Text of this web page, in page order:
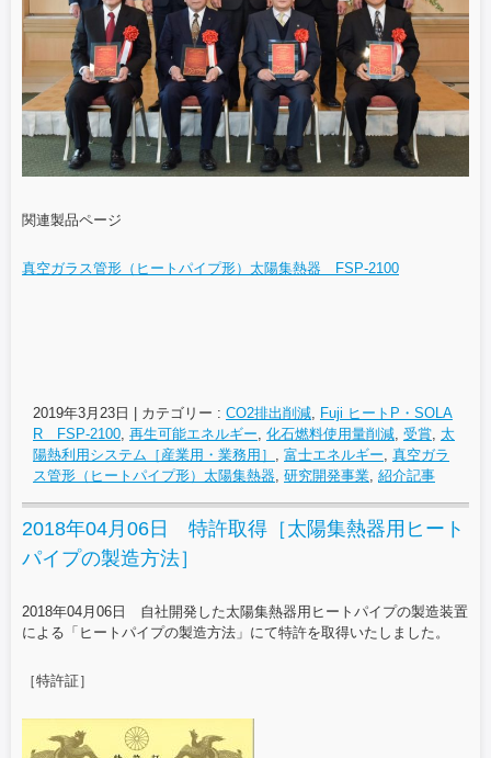
関連製品ページ
真空ガラス管形（ヒートパイプ形）太陽集熱器 FSP-2100
2019年3月23日 カテゴリー : CO2排出削減, Fuji ヒートP・SOLA
R FSP-2100, 再生可能エネルギー, 化石燃料使用量削減, 受賞, 太
陽熱利用システム［産業用・業務用］ , 富士エネルギー, 真空ガラ
ス管形（ヒートパイプ形）太陽集熱器, 研究開発事業, 紹介記事
2018年04月06日 特許取得［太陽集熱器用ヒート
パイプの製造方法］
2018年04月06日 自社開発した太陽集熱器用ヒートパイプの製造装置
による「ヒートパイプの製造方法」にて特許を取得いたしました。
［特許証］